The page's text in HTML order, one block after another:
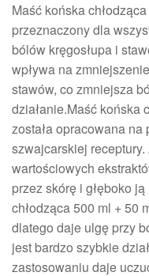
Maść końska
przeznaczony dla
bólów kręgosłupa i
wpływa na
stawów, co zmniejsza
działanie.Maść końska
została opracowana
szwajcarskiej
wartościowych
przez skórę i głęboko
chłodząca 500 ml + 50
dlatego daje ulgę przy
jest bardzo szybkie
zastosowaniu daje